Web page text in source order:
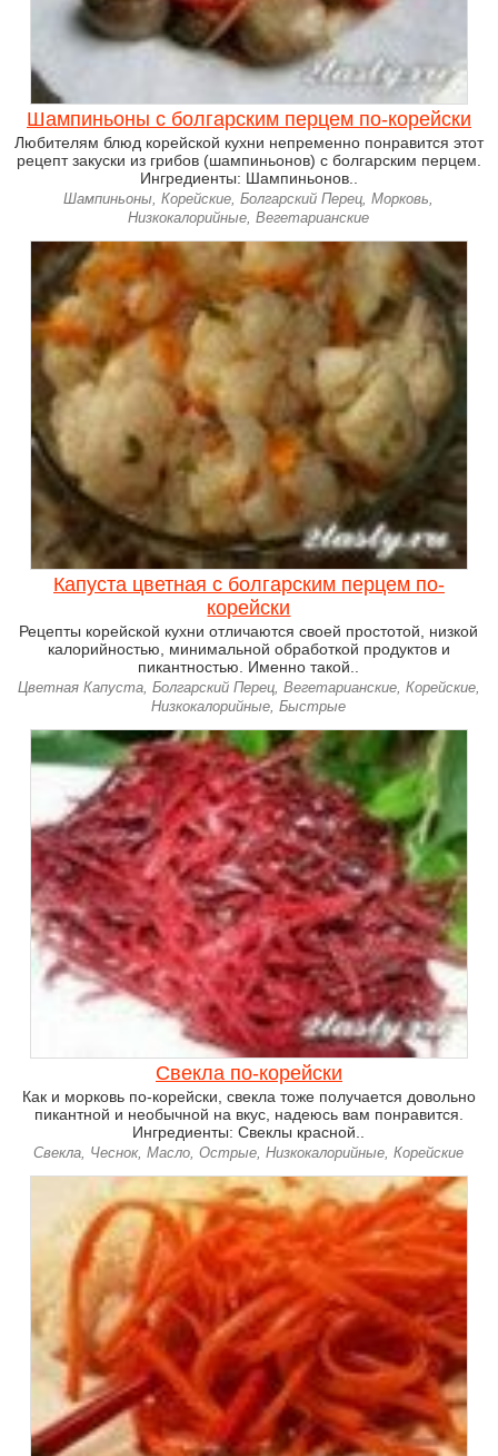
Шампиньоны с болгарским перцем по-корейски
Любителям блюд корейской кухни непременно понравится этот
рецепт закуски из грибов (шампиньонов) с болгарским перцем.
Ингредиенты: Шампиньонов..
Шампиньоны, Корейские, Болгарский Перец, Морковь,
Низкокалорийные, Вегетарианские
Капуста цветная с болгарским перцем по-
корейски
Рецепты корейской кухни отличаются своей простотой, низкой
калорийностью, минимальной обработкой продуктов и
пикантностью. Именно такой..
Цветная Капуста, Болгарский Перец, Вегетарианские, Корейские,
Низкокалорийные, Быстрые
Свекла по-корейски
Как и морковь по-корейски, свекла тоже получается довольно
пикантной и необычной на вкус, надеюсь вам понравится.
Ингредиенты: Свеклы красной..
Свекла, Чеснок, Масло, Острые, Низкокалорийные, Корейские